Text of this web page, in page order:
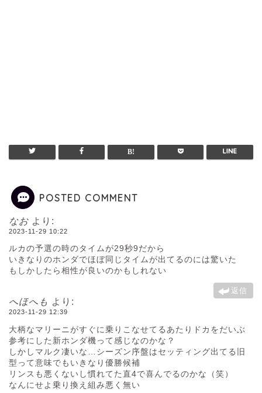
POSTED COMMENT
なお より:
2023-11-29 10:22
ルカの予選の時のタイムが29秒9だから
いきなりのホンダでほぼ同じタイムが出てるのには驚いた
もしかしたら相性が良いのかもしれない
返信
へほへも より:
2023-11-29 12:39
大柄なマリーニがすぐに乗りこなせてるあたりドカをだいぶ
参考にした新ホンダ機って感じなのかな？
しかしマルク凄いな…シーズン序盤はセッティング出てる旧
型って意味でもいきなり優勝候補
リンスも悪くないし慣れてた直4で喜んでるのかな（笑）
なんにせよ乗り換え組み悪く無い